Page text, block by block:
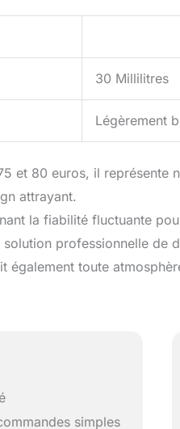
30 Millilitres
Légèrement
et 80 euros, il représente
attrayant.
la fiabilité fluctuante
professionnelle de
également toute
simples